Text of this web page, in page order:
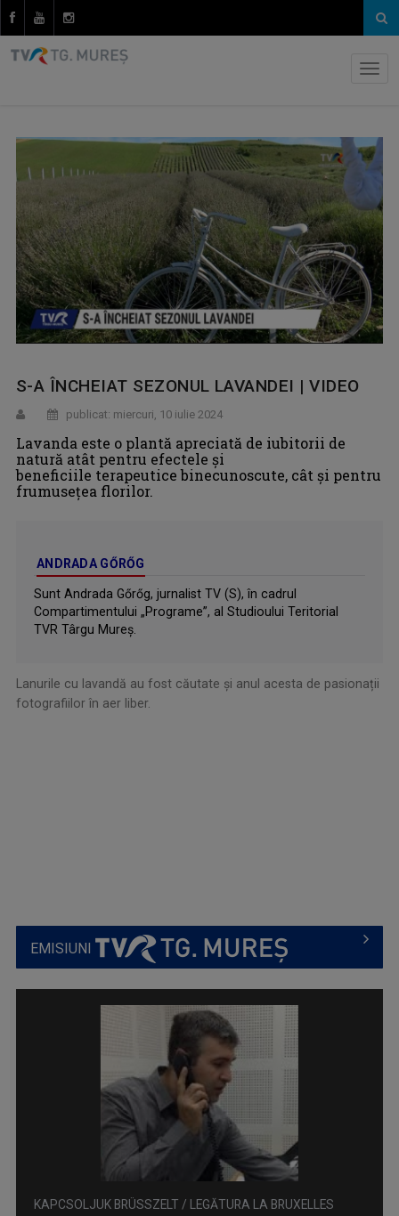
S-A ÎNCHEIAT SEZONUL LAVANDEI | VIDEO
publicat: miercuri, 10 iulie 2024
Lavanda este o plantă apreciată de iubitorii de
natură atât pentru efectele și
beneficiile terapeutice binecunoscute, cât și pentru
frumusețea florilor.
ANDRADA GŐRŐG
Sunt Andrada Gőrőg, jurnalist TV (S), în cadrul
Compartimentului „Programe”, al Studioului Teritorial
TVR Târgu Mureș.
Lanurile cu lavandă au fost căutate și anul acesta de pasionații
fotografiilor în aer liber.
EMISIUNI
KAPCSOLJUK BRÜSSZELT / LEGĂTURA LA BRUXELLES